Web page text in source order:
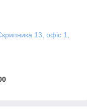
13, офіс 1,